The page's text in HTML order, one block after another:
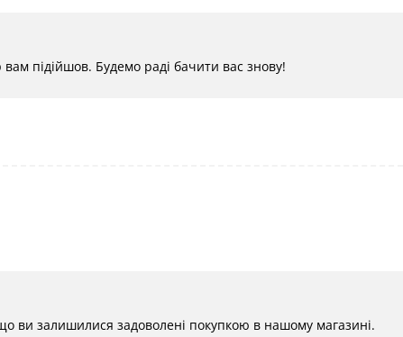
підійшов. Будемо раді бачити вас знову!
ви залишилися задоволені покупкою в нашому магазині.